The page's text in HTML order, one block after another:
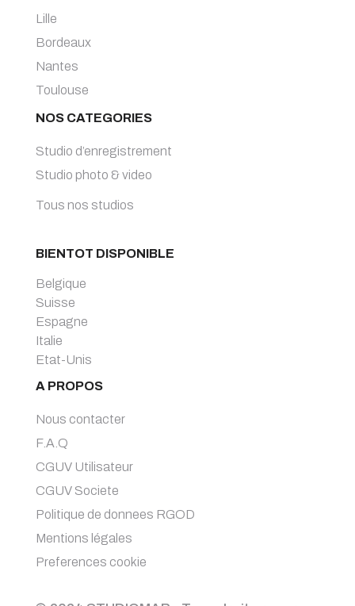
Lille
Bordeaux
Nantes
Toulouse
NOS CATEGORIES
Studio d’enregistrement
Studio photo & video
Tous nos studios
BIENTOT DISPONIBLE
Belgique
Suisse
Espagne
Italie
Etat-Unis
A PROPOS
Nous contacter
F.A.Q
CGUV Utilisateur
CGUV Societe
Politique de donnees RGOD
Mentions légales
Preferences cookie